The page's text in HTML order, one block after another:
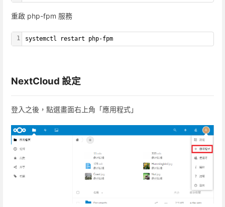
重啟 php-fpm 服務
1 systemctl restart php-fpm
NextCloud 設定
登入之後，點選畫面右上角「應用程式」